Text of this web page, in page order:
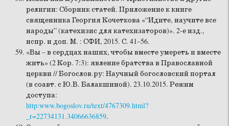
религии: Сборник статей. Приложение к книге
священника Георгия Кочеткова «“Идите, научите все
народы” (катехизис для катехизаторов)». 2-е изд.,
испр. и доп. М. : СФИ, 2015. С. 41–56.
«Вы – в сердцах наших, чтобы вместе умереть и вместе
жить» (2 Кор. 7:3): явление братства в Православной
церкви // Богослов.ру: Научный богословский портал
(в соавт. с Ю.В. Балакшиной). 23.10.2015. Режим
доступа:
http:www.bogoslov.ru/text/4767309.html?
_r=22734131.34066636859.